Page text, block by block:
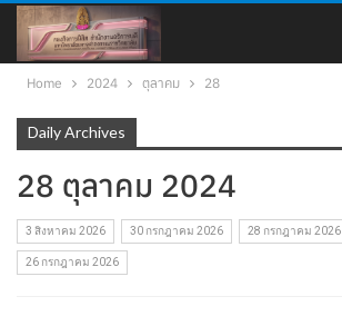
Home 2024 ตุลาคม 28
Daily Archives
28 ตุลาคม 2024
3 สิงหาคม 2026 30 กรกฎาคม 2026 28 กรกฎาคม 2026
26 กรกฎาคม 2026